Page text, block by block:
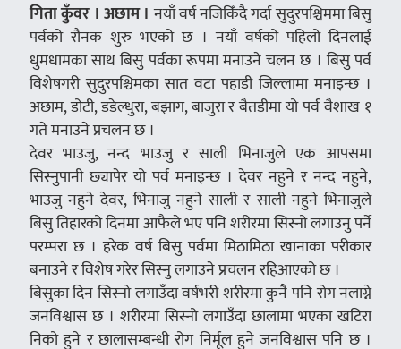
गिता कुँवर । अछाम । नयाँ वर्ष नजिकिँदै गर्दा सुदुरपश्चिममा बिसु
पर्वको रौनक शुरु भएको छ । नयाँ वर्षको पहिलो दिनलाई
धुमधामका साथ बिसु पर्वका रूपमा मनाउने चलन छ । बिसु पर्व
विशेषगरी सुदुरपश्चिमका सात वटा पहाडी जिल्लामा मनाइन्छ ।
अछाम, डोटी, डडेल्धुरा, बझाग, बाजुरा र बैतडीमा यो पर्व वैशाख १
गते मनाउने प्रचलन छ ।
देवर भाउजु, नन्द भाउजु र साली भिनाजुले एक आपसमा
सिस्नुपानी छ्यापेर यो पर्व मनाइन्छ । देवर नहुने र नन्द नहुने,
भाउजु नहुने देवर, भिनाजु नहुने साली र साली नहुने भिनाजुले
बिसु तिहारको दिनमा आफैले भए पनि शरीरमा सिस्नो लगाउनु पर्ने
परम्परा छ । हरेक वर्ष बिसु पर्वमा मिठामिठा खानाका परीकार
बनाउने र विशेष गरेर सिस्नु लगाउने प्रचलन रहिआएको छ ।
बिसुका दिन सिस्नो लगाउँदा वर्षभरी शरीरमा कुनै पनि रोग नलाग्ने
जनविश्वास छ । शरीरमा सिस्नो लगाउँदा छालामा भएका खटिरा
निको हुने र छालासम्बन्धी रोग निर्मूल हुने जनविश्वास पनि छ ।